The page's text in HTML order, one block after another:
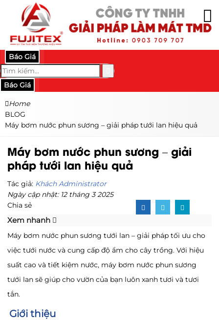
Báo Giá
Báo Giá
Home
BLOG
Máy bơm nước phun sương – giải pháp tưới lan hiệu quả
Máy bơm nước phun sương – giải
pháp tưới lan hiệu quả
Tác giả: Khách Administrator
Ngày cập nhật: 12 tháng 3 2025
Chia sẻ
Xem nhanh
Máy bơm nước phun sương tưới lan – giải pháp tối ưu cho
việc tưới nước và cung cấp độ ẩm cho cây trồng. Với hiệu
suất cao và tiết kiệm nước, máy bơm nước phun sương
tưới lan sẽ giúp cho vườn của bạn luôn xanh tươi và tươi
tắn.
Giới thiệu